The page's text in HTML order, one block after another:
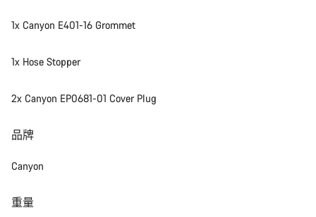
1x Canyon E401-16 Grommet
1x Hose Stopper
2x Canyon EP0681-01 Cover Plug
品牌
Canyon
重量